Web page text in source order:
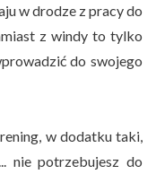
w drodze z pracy do
z windy to tylko
do swojego
w dodatku taki,
nie potrzebujesz do